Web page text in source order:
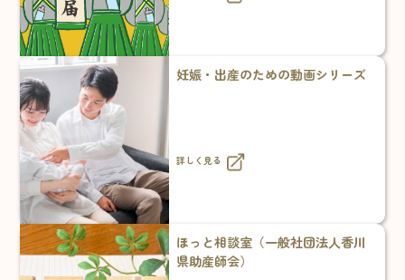
妊娠・出産のための動画シリーズ
詳しく見る
ほっと相談室（一般社団法人香川
県助産師会）